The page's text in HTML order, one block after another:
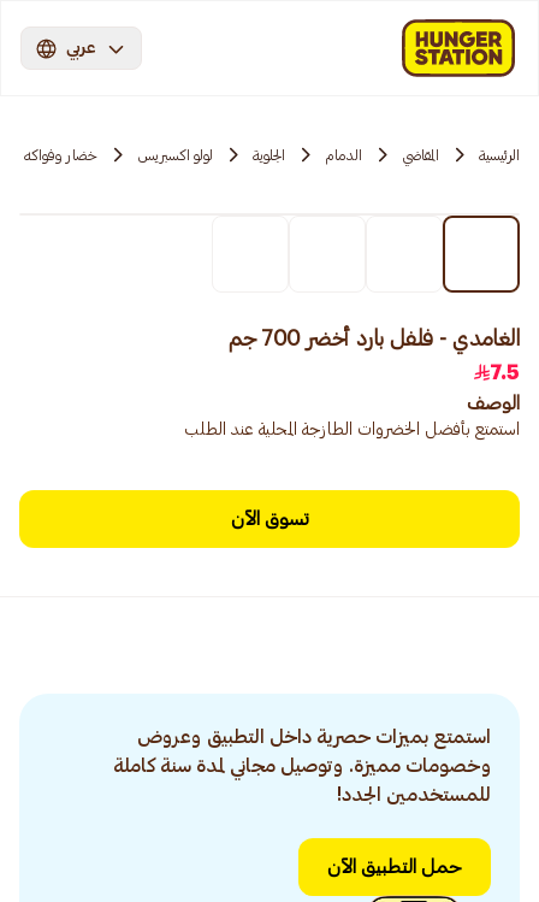
عربي
الرئيسية المقاضي الدمام الجلوية لولو اكسبريس خضار وفواكه
الغامدي - فلفل بارد أخضر 700 جم
7.5
الوصف
استمتع بأفضل الخضروات الطازجة المحلية عند الطلب
تسوق الآن
استمتع بميزات حصرية داخل التطبيق وعروض
وخصومات مميزة. وتوصيل مجاني لمدة سنة كاملة
للمستخدمين الجدد!
حمل التطبيق الآن